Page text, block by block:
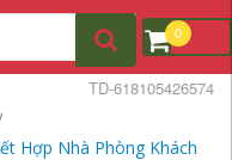
0
Hợp Nhà Phòng Khách
TD-618105426574